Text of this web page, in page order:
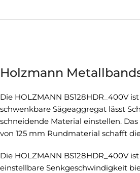
Holzmann
Die HOLZMANN BS128HDR_400V
schwenkbare Sägeaggregat lässt
schneidende Material einstellen.
von 125 mm Rundmaterial schafft
Die HOLZMANN BS128HDR_400V
einstellbare Senkgeschwindigkeit